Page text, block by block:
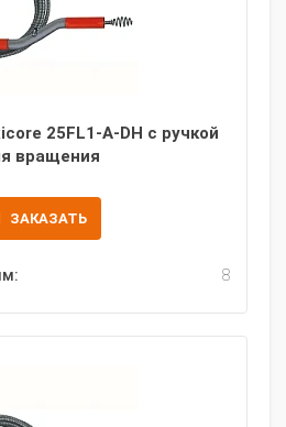
25FL1-A-DH с ручкой
вращения
ЗАКАЗАТЬ
8